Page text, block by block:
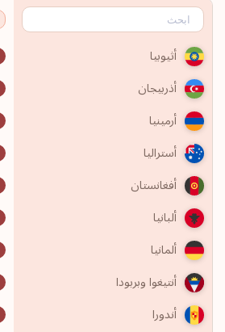
أثيوبيا
أذربيجان
أرمينيا
أستراليا
أفغانستان
ألبانيا
ألمانيا
أنتيغوا وبربودا
أندورا